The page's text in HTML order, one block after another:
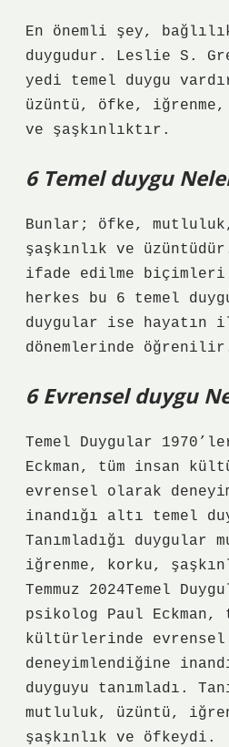
En önemli şey,
duygudur. Leslie S.
yedi temel duygu
üzüntü, öfke, iğrenme,
ve şaşkınlıktır.
6 Temel duygu
Bunlar; öfke,
şaşkınlık ve
ifade edilme biçimleri
herkes bu 6 temel
duygular ise hayatın
dönemlerinde
6 Evrensel duygu
Temel Duygular
Eckman, tüm insan
evrensel olarak
inandığı altı temel
Tanımladığı duygular
iğrenme, korku,
Temmuz 2024Temel
psikolog Paul Eckman,
kültürlerinde
deneyimlendiğine
duyguyu tanımladı.
mutluluk, üzüntü,
şaşkınlık ve öfkeydi.